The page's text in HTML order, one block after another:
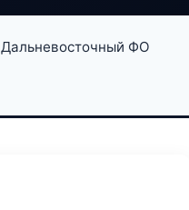
Дальневосточный ФО